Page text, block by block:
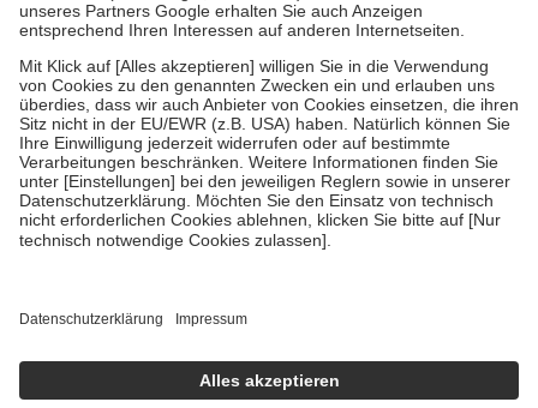
Um das Engagement der Versicherten für ihre eigene Gesundheit zu
stärken und die besondere Stellung der Familie zu unterstützen,
fallenkeine Zuzahlungenan bei:
• Kindern und Jugendlichen bis zum vollendeten 18. Lebensjahr
mit Ausnahme der Fahrkosten
• Untersuchungen zur Vorsorge und Früherkennung, die von der
GKV getragen werden
• empfohlenen Schutzimpfungen
• Harn- und Blutteststreifen
getroffen, um sicherzustellen, dass es sich um echte Bewertungen
https://help.etrusted.com/hc/de/articles/4419944605341